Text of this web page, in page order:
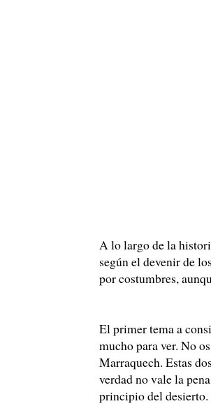
A lo largo de la
según el devenir de
por costumbres,
El primer tema a
mucho para ver. No
Marraquech. Estas
verdad no vale la
principio del